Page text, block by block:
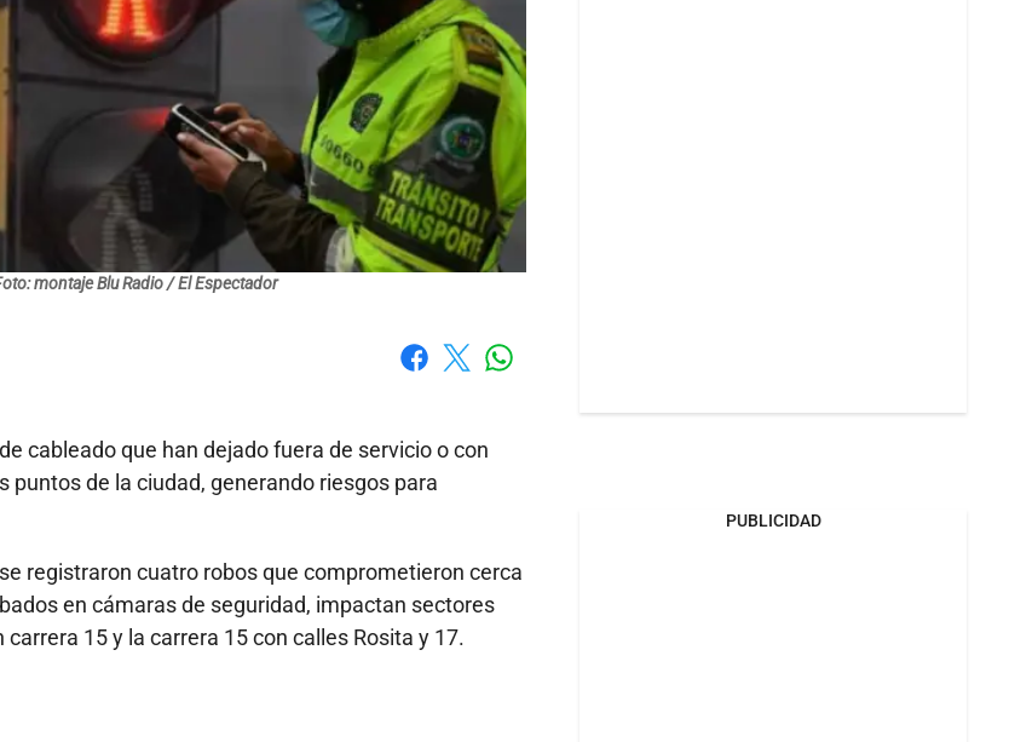
montaje Blu Radio / El Espectador
cableado que han dejado fuera de servicio o con
de la ciudad, generando riesgos para
registraron cuatro robos que comprometieron cerca
en cámaras de seguridad, impactan sectores
15 y la carrera 15 con calles Rosita y 17.
PUBLICIDAD